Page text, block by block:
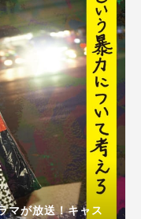
マが放送！キャス